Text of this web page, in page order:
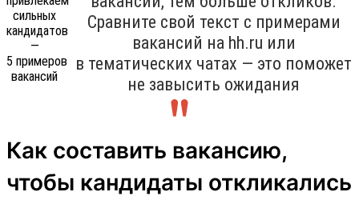
Сравните свой текст с примерами
вакансий на hh.ru или
в тематических чатах — это поможет
не завысить ожидания
Как составить вакансию,
чтобы кандидаты откликались